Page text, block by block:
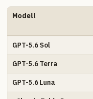
Modell
GPT-5.6 Sol
GPT-5.6 Terra
GPT-5.6 Luna